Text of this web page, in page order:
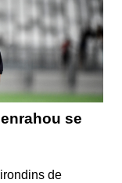
se
de